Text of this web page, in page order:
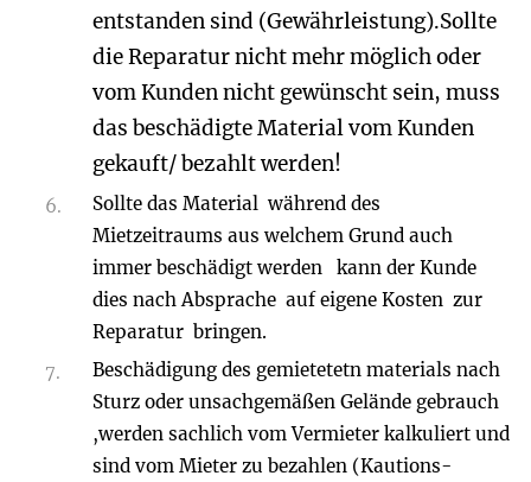
entstanden sind (Gewährleistung).Sollte
die Reparatur nicht mehr möglich oder
vom Kunden nicht gewünscht sein, muss
das beschädigte Material vom Kunden
gekauft/ bezahlt werden!
Sollte das Material während des
Mietzeitraums aus welchem Grund auch
immer beschädigt werden kann der Kunde
dies nach Absprache auf eigene Kosten zur
Reparatur bringen.
Beschädigung des gemietetetn materials nach
Sturz oder unsachgemäßen Gelände gebrauch
,werden sachlich vom Vermieter kalkuliert und
sind vom Mieter zu bezahlen (Kautions-